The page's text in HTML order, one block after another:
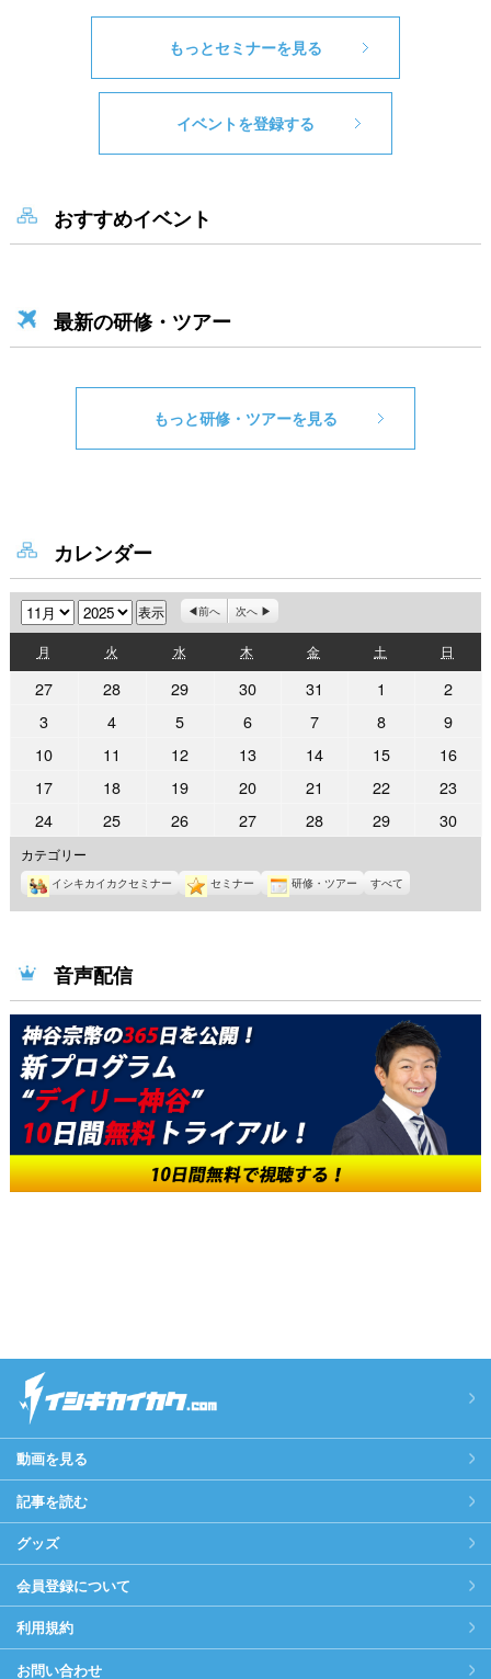
もっとセミナーを見る
イベントを登録する
おすすめイベント
最新の研修・ツアー
もっと研修・ツアーを見る
カレンダー
月 年 前へ 次へ
月
曜
日
火
曜
日
水水
曜
日
木
曜
日
金金
曜
日
土
曜
日
曜
272025
月
27
282025
292025
月
29
302025
月
30
31
月
1
11
月
1
22025
11
月
2
32025
11
月
3
日
42025
11
月
4
日
52025
11
月
5
日
62025
11
月
6
日
72025
11
月
7
日
82025
11
月
8
日
92025
11
月
9
日
102025
月
10
日
11
月
日
122025
月
日
132025
11
月
日
142025
月
日
152025
11
月
日
162025
11
月
172025
11
月
17
182025
11
18
192025
11
19
日
202025
11
20
日
21
11
21
222025
11
22
232025
11
242025
年
11
月
24
252025
年
11
月
25
262025
年
11
月
26
272025
年
11
月
27
282025
年
11
月
28
292025
年
11
月
29
302025
年
30
カテゴリー
イシキカイカクセミナー セミナー 研修・ツアー すべて
音声配信
動画を見る
記事を読む
グッズ
会員登録について
利用規約
お問い合わせ